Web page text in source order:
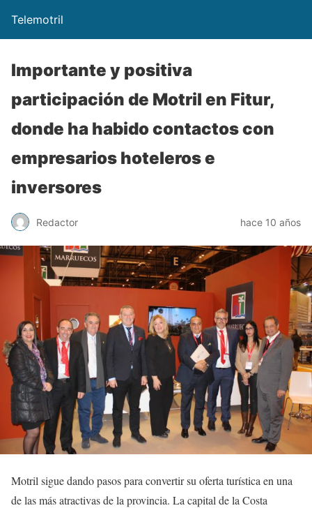
Telemotril
Importante y positiva
participación de Motril en Fitur,
donde ha habido contactos con
empresarios hoteleros e
inversores
Redactor hace 10 años
Motril sigue dando pasos para convertir su oferta turística en una
de las más atractivas de la provincia. La capital de la Costa